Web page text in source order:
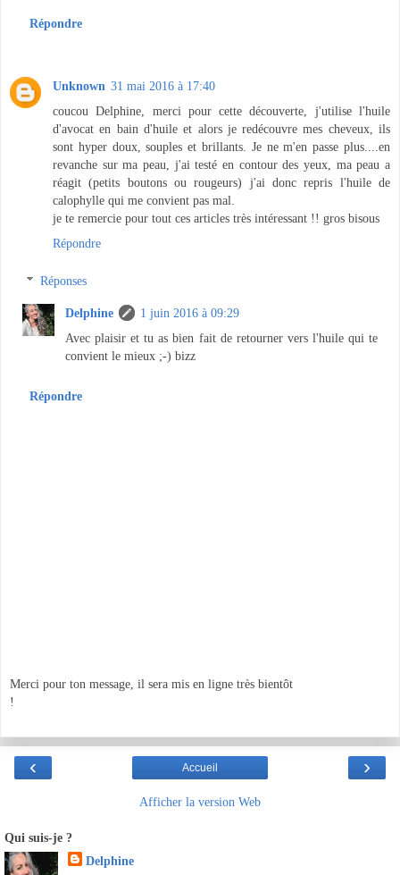
Répondre
Unknown 31 mai 2016 à 17:40
coucou Delphine, merci pour cette découverte, j'utilise l'huile
d'avocat en bain d'huile et alors je redécouvre mes cheveux, ils
sont hyper doux, souples et brillants. Je ne m'en passe plus....en
revanche sur ma peau, j'ai testé en contour des yeux, ma peau a
réagit (petits boutons ou rougeurs) j'ai donc repris l'huile de
calophylle qui me convient pas mal.
je te remercie pour tout ces articles très intéressant !! gros bisous
Répondre
Réponses
Delphine
1 juin 2016 à 09:29
Avec plaisir et tu as bien fait de retourner vers l'huile qui te
convient le mieux ;-) bizz
Répondre
Merci pour ton message, il sera mis en ligne très bientôt
!
‹ ›
Accueil
Afficher la version Web
Qui suis-je ?
Delphine